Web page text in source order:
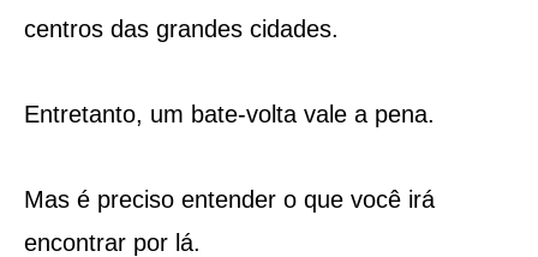
centros das grandes cidades.
Entretanto, um bate-volta vale a pena.
Mas é preciso entender o que você irá
encontrar por lá.